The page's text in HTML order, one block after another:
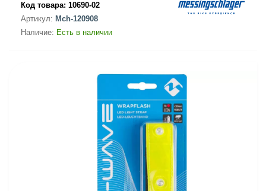
Код товара: 10690-02
Артикул: Mch-120908
Наличие: Есть в наличии